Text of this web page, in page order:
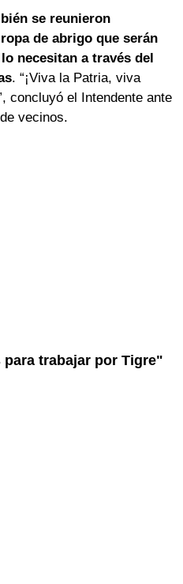
se reunieron
de abrigo que serán
necesitan a través del
. “¡Viva la Patria, viva
concluyó el Intendente ante
vecinos.
trabajar por Tigre"